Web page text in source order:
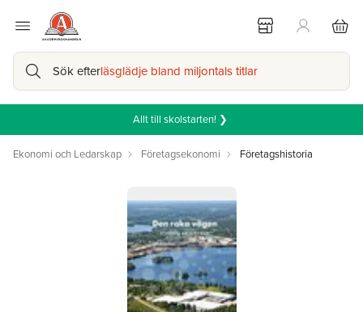
Sök efterläsglädje bland miljontals titlar
Allt till skolstarten! ❯
Ekonomi och Ledarskap Företagsekonomi Företagshistoria